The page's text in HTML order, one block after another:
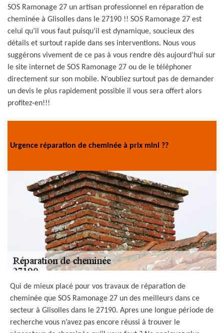
SOS Ramonage 27 un artisan professionnel en réparation de
cheminée à Glisolles dans le 27190 !! SOS Ramonage 27 est
celui qu’il vous faut puisqu’il est dynamique, soucieux des
détails et surtout rapide dans ses interventions. Nous vous
suggérons vivement de ce pas à vous rendre dès aujourd’hui sur
le site internet de SOS Ramonage 27 ou de le téléphoner
directement sur son mobile. N’oubliez surtout pas de demander
un devis le plus rapidement possible il vous sera offert alors
profitez-en!!!
Urgence réparation de cheminée à prix mini ??
Qui de mieux placé pour vos travaux de réparation de
cheminée que SOS Ramonage 27 un des meilleurs dans ce
secteur à Glisolles dans le 27190. Apres une longue période de
recherche vous n’avez pas encore réussi à trouver le